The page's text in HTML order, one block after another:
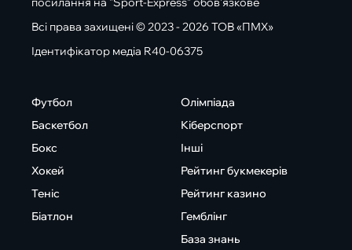
Всі права захищені © 2023 - 2026 ТОВ «ПМХ»
Ідентифікатор медіа R40-06375
Футбол
Баскетбол
Бокс
Хокей
Теніс
Біатлон
Олімпіада
Кіберспорт
Інші
Рейтинг букмекерів
Рейтинг казино
Гемблінг
База знань